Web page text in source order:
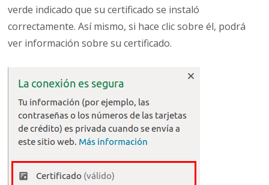
verde indicado que su certificado se instaló
correctamente. Así mismo, si hace clic sobre él, podrá
ver información sobre su certificado.